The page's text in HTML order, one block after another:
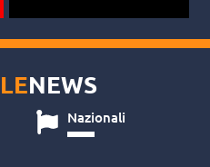
LENEWS
Nazionali